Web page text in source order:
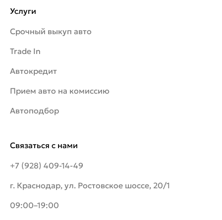
Связаться с нами
+7 (928) 409-14-49
г. Краснодар, ул. Ростовское шоссе, 20/1
09:00–19:00
Услуги
Срочный выкуп авто
Trade In
Автокредит
Прием авто на комиссию
Автоподбор